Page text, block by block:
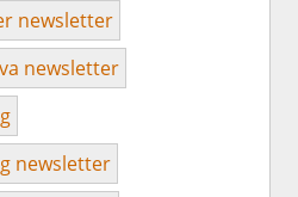
newsletter
newsletter
newsletter